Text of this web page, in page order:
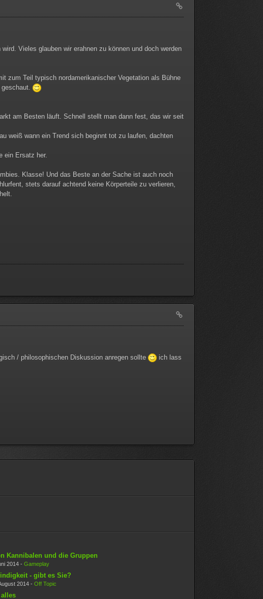
Vieles glauben wir erahnen zu können und doch werden
zum Teil typisch nordamerikanischer Vegetation als Bühne
am Besten läuft. Schnell stellt man dann fest, das wir seit
weiß wann ein Trend sich beginnt tot zu laufen, dachten
ein Ersatz her.
Klasse! Und das Beste an der Sache ist auch noch
stets darauf achtend keine Körperteile zu verlieren,
/ philosophischen Diskussion anregen sollte
ich lass
Kannibalen und die Gruppen
2014- Gameplay
- gibt es Sie?
2014- Off Topic